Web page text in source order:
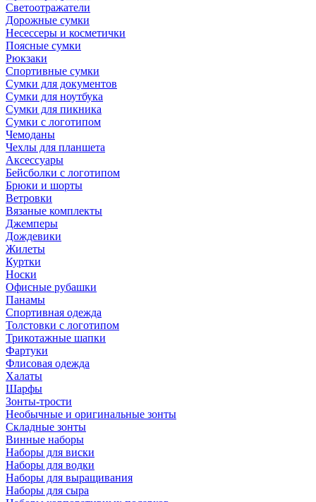
Светоотражатели
Дорожные сумки
Несессеры и косметички
Поясные сумки
Рюкзаки
Спортивные сумки
Сумки для документов
Сумки для ноутбука
Сумки для пикника
Сумки с логотипом
Чемоданы
Чехлы для планшета
Аксессуары
Бейсболки с логотипом
Брюки и шорты
Ветровки
Вязаные комплекты
Джемперы
Дождевики
Жилеты
Куртки
Носки
Офисные рубашки
Панамы
Спортивная одежда
Толстовки с логотипом
Трикотажные шапки
Фартуки
Флисовая одежда
Халаты
Шарфы
Зонты-трости
Необычные и оригинальные зонты
Складные зонты
Винные наборы
Наборы для виски
Наборы для водки
Наборы для выращивания
Наборы для сыра